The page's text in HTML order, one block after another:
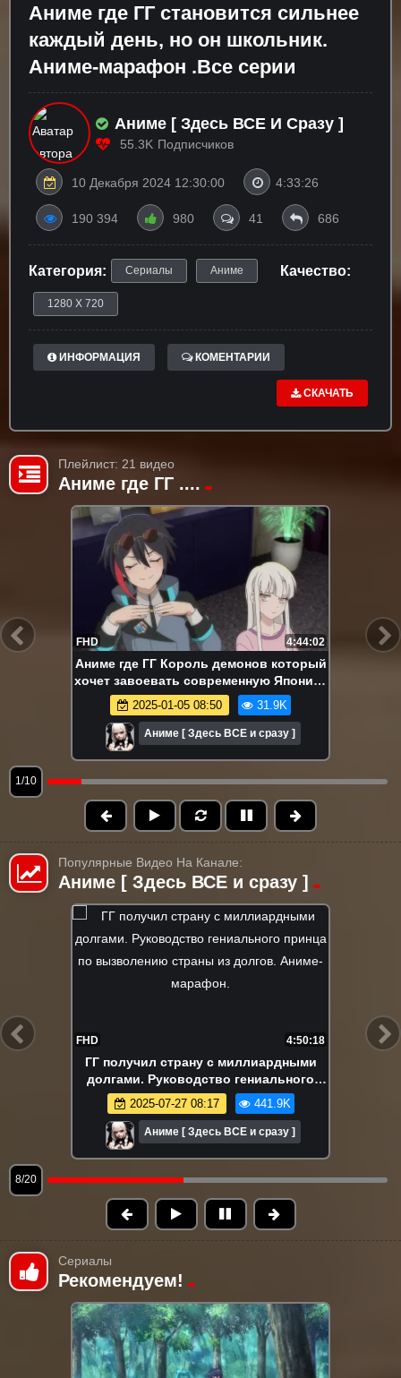
Аниме где ГГ становится сильнее
каждый день, но он школьник.
Аниме-марафон .Все серии
Аниме [ Здесь ВСЕ И Сразу ]
55.3K Подписчиков
10 Декабря 2024 12:30:00 4:33:26
190 394 980 41 686
Категория: Сериалы Аниме Качество:
1280 X 720
ИНФОРМАЦИЯ КОМЕНТАРИИ
СКАЧАТЬ
Плейлист: 21 видео
Аниме где ГГ ....
FHD 4:44:02
Аниме где ГГ Король демонов который
хочет завоевать современную Японию.
Повелитель демонов 2099. Аниме-
марафон.
2025-01-05 08:50 31.9K
Аниме [ Здесь ВСЕ и сразу ]
1/10
Популярные Видео На Канале:
Аниме [ Здесь ВСЕ и сразу ]
FHD 4:40:60
Его бросили в лесу, заместо супер
навыков. На самом деле я самый
сильный? Аниме-марафон. Все серии
подряд.
2025-06-01 08:56 396.2K
Аниме [ Здесь ВСЕ и сразу ]
9/20
Сериалы
Рекомендуем!